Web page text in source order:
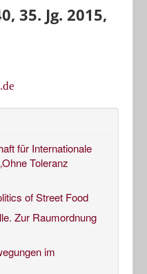
35. Jg. 2015,
für Internationale
Toleranz
of Street Food
Zur Raumordnung
im